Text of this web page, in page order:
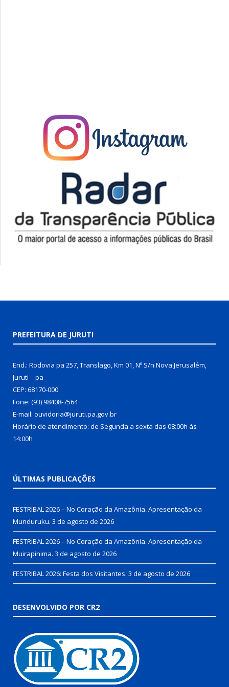
PREFEITURA DE JURUTI
End.: Rodovia pa 257, Translago, Km 01, Nº S/n Nova Jerusalém,
Juruti – pa
CEP: 68170-000
Fone: (93) 98408-7564
E-mail: ouvidoria@juruti.pa.gov.br
Horário de atendimento: de Segunda a sexta das 08:00h às
14:00h
ÚLTIMAS PUBLICAÇÕES
FESTRIBAL 2026 – No Coração da Amazônia. Apresentação da
Munduruku. 3 de agosto de 2026
FESTRIBAL 2026 – No Coração da Amazônia. Apresentação da
Muirapinima. 3 de agosto de 2026
FESTRIBAL 2026: Festa dos Visitantes. 3 de agosto de 2026
DESENVOLVIDO POR CR2